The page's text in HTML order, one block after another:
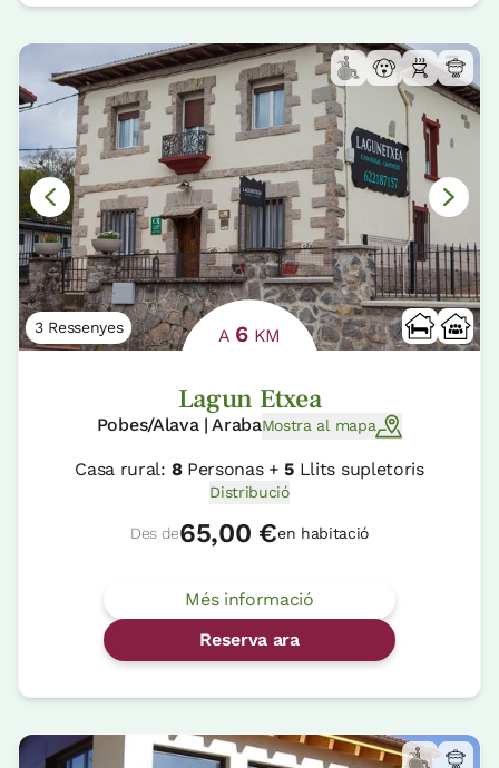
3 Ressenyes A 6 KM
Lagun Etxea
Pobes/Alava | ArabaMostra al mapa
Casa rural: 8Personas +5 Llits supletoris
Distribució
Des de65,00 €en habitació
Més informació
Reserva ara